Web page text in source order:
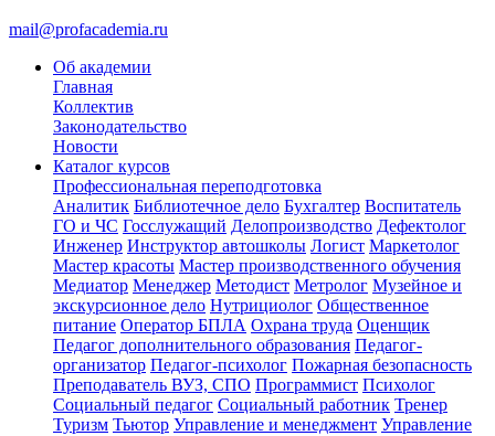
mail@profacademia.ru
Об академии
Главная
Коллектив
Законодательство
Новости
Каталог курсов
Профессиональная переподготовка
Аналитик Библиотечное дело Бухгалтер Воспитатель
ГО и ЧС Госслужащий Делопроизводство Дефектолог
Инженер Инструктор автошколы Логист Маркетолог
Мастер красоты Мастер производственного обучения
Медиатор Менеджер Методист Метролог Музейное и
экскурсионное дело Нутрициолог Общественное
питание Оператор БПЛА Охрана труда Оценщик
Педагог дополнительного образования Педагог-
организатор Педагог-психолог Пожарная безопасность
Преподаватель ВУЗ, СПО Программист Психолог
Социальный педагог Социальный работник Тренер
Туризм Тьютор Управление и менеджмент Управление